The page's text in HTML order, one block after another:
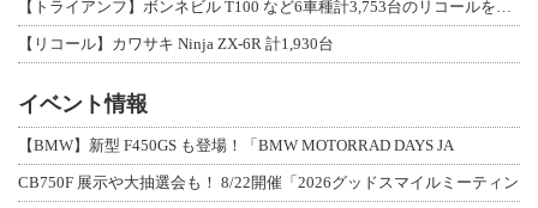
【リコール】カワサキ Ninja ZX-6R 計1,930台
イベント情報
【BMW】新型 F450GS も登場！「BMW MOTORRAD DAYS JA
CB750F 展示や大抽選会も！ 8/22開催「2026グッドスマイルミーティン